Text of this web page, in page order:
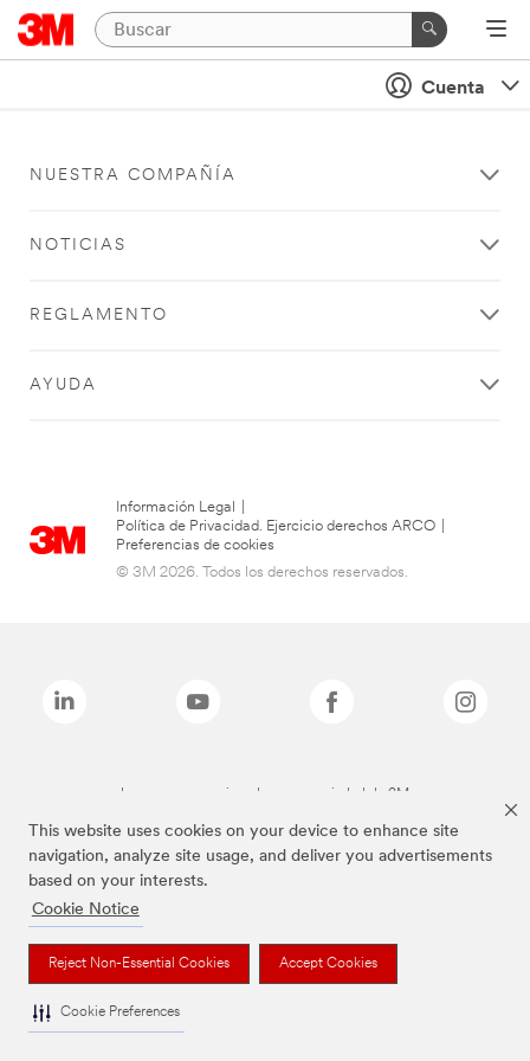
This website uses cookies on your device to enhance site
navigation, analyze site usage, and deliver you advertisements
based on your interests.
Cookie Notice
Reject Non-Essential Cookies Accept Cookies
Cookie Preferences
Cuenta
NUESTRA COMPAÑÍA
NOTICIAS
REGLAMENTO
AYUDA
Información Legal
Política de Privacidad. Ejercicio derechos ARCO
Preferencias de cookies
© 3M 2026. Todos los derechos reservados.
Las marcas mencionadas son propiedad de 3M